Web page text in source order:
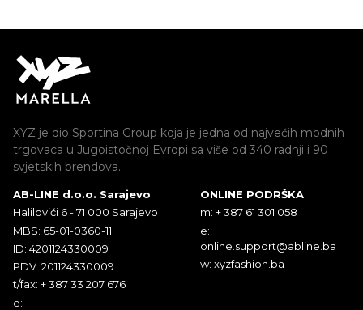
XYZ je dio Sportina Group koja je jedna od najvećih modnih
trgovaca u Jugoistočnoj Evropi sa više od 340 radnji i 90
svjetskih brendova.
AB-LINE d.o.o. Sarajevo
Halilovići 6 - 71 000 Sarajevo
MBS: 65-01-0360-11
ID: 4201124330009
PDV: 201124330009
t/fax: + 387 33 207 676
e:
ONLINE PODRŠKA
m: + 387 61 301 058
e:
online.support@abline.ba
w: xyzfashion.ba